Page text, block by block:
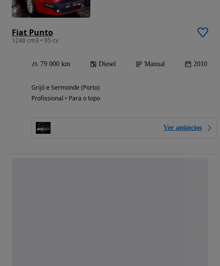
Fiat Punto
1248 cm3 • 95 cv
79 000 km Diesel Manual 2010
Grijó e Sermonde (Porto)
Profissional • Para o topo
Ver anúncios